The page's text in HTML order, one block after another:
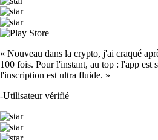
« Nouveau dans la crypto, j'ai craqué
100 fois. Pour l'instant, au top : l'app est
l'inscription est ultra fluide. »
-Utilisateur vérifié